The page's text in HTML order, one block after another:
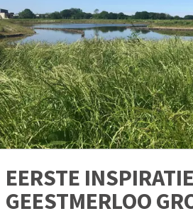
EERSTE
GEESTMERLOO